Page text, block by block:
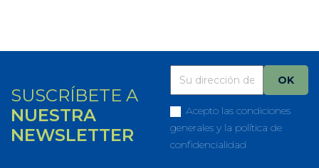
SUSCRÍBETE A
NUESTRA
NEWSLETTER
Acepto las condiciones
generales y la política de
confidencialidad